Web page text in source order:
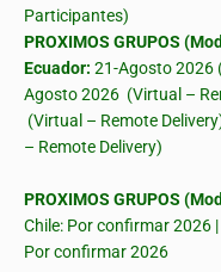
Participantes)
PROXIMOS GRUPOS
Ecuador: 21-Agosto 2026
Agosto 2026 (Virtual –
(Virtual – Remote
– Remote Delivery)
PROXIMOS GRUPOS
Chile: Por confirmar
Por confirmar 2026